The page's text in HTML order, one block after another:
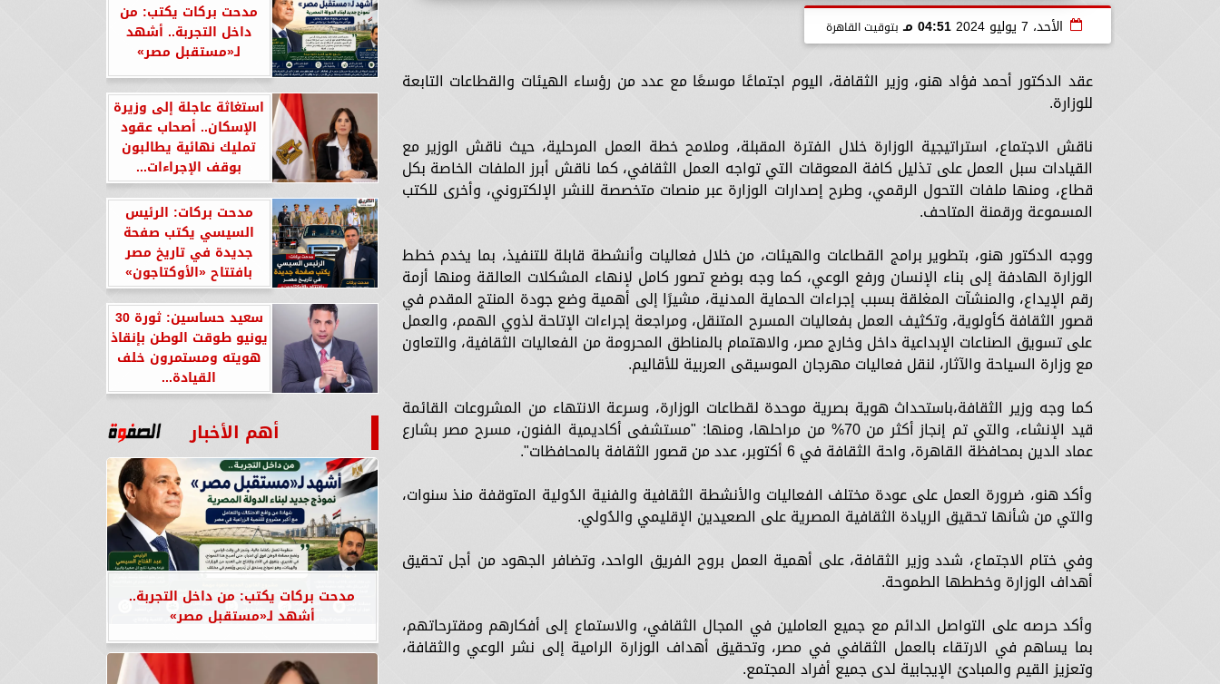
الأحد، 7 يوليو 2024 04:51 مـ بتوقيت القاهرة
عقد الدكتور أحمد فؤاد هنو، وزير الثقافة، اليوم اجتماعًا موسعًا مع عدد من رؤساء الهيئات والقطاعات التابعة
للوزارة.
ناقش الاجتماع، استراتيجية الوزارة خلال الفترة المقبلة، وملامح خطة العمل المرحلية، حيث ناقش الوزير مع
القيادات سبل العمل على تذليل كافة المعوقات التي تواجه العمل الثقافي، كما ناقش أبرز الملفات الخاصة بكل
قطاع، ومنها ملفات التحول الرقمي، وطرح إصدارات الوزارة عبر منصات متخصصة للنشر الإلكتروني، وأخرى للكتب
المسموعة ورقمنة المتاحف.
ووجه الدكتور هنو، بتطوير برامج القطاعات والهيئات، من خلال فعاليات وأنشطة قابلة للتنفيذ، بما يخدم خطط
الوزارة الهادفة إلى بناء الإنسان ورفع الوعي، كما وجه بوضع تصور كامل لإنهاء المشكلات العالقة ومنها أزمة
رقم الإيداع، والمنشآت المغلقة بسبب إجراءات الحماية المدنية، مشيرًا إلى أهمية وضع جودة المنتج المقدم في
قصور الثقافة كأولوية، وتكثيف العمل بفعاليات المسرح المتنقل، ومراجعة إجراءات الإتاحة لذوي الهمم، والعمل
على تسويق الصناعات الإبداعية داخل وخارج مصر، والاهتمام بالمناطق المحرومة من الفعاليات الثقافية، والتعاون
مع وزارة السياحة والآثار، لنقل فعاليات مهرجان الموسيقى العربية للأقاليم.
كما وجه وزير الثقافة،باستحداث هوية بصرية موحدة لقطاعات الوزارة، وسرعة الانتهاء من المشروعات القائمة
قيد الإنشاء، والتي تم إنجاز أكثر من 70% من مراحلها، ومنها: "مستشفى أكاديمية الفنون، مسرح مصر بشارع
عماد الدين بمحافظة القاهرة، واحة الثقافة في 6 أكتوبر، عدد من قصور الثقافة بالمحافظات".
وأكد هنو، ضرورة العمل على عودة مختلف الفعاليات والأنشطة الثقافية والفنية الدُولية المتوقفة منذ سنوات،
والتي من شأنها تحقيق الريادة الثقافية المصرية على الصعيدين الإقليمي والدُولي.
وفي ختام الاجتماع، شدد وزير الثقافة، على أهمية العمل بروح الفريق الواحد، وتضافر الجهود من أجل تحقيق
أهداف الوزارة وخططها الطموحة.
وأكد حرصه على التواصل الدائم مع جميع العاملين في المجال الثقافي، والاستماع إلى أفكارهم ومقترحاتهم،
بما يساهم في الارتقاء بالعمل الثقافي في مصر، وتحقيق أهداف الوزارة الرامية إلى نشر الوعي والثقافة،
وتعزيز القيم والمبادئ الإيجابية لدى جميع أفراد المجتمع.
مدحت بركات يكتب: من
داخل التجربة.. أشهد
لـ«مستقبل مصر»
استغاثة عاجلة إلى وزيرة
الإسكان.. أصحاب عقود
تمليك نهائية يطالبون
بوقف الإجراءات...
مدحت بركات: الرئيس
السيسي يكتب صفحة
جديدة في تاريخ مصر
بافتتاح «الأوكتاجون»
سعيد حساسين: ثورة 30
يونيو طوقت الوطن بإنقاذ
هويته ومستمرون خلف
القيادة...
أهم الأخبار
مدحت بركات يكتب: من داخل التجربة..
أشهد لـ«مستقبل مصر»